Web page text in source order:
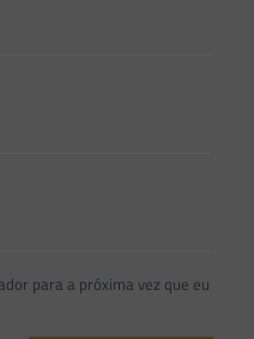
para a próxima vez que eu